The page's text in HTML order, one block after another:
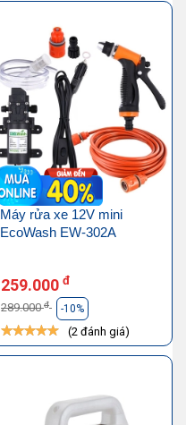
Máy rửa xe 12V mini
EcoWash EW-302A
259.000 đ
289.000đ -10%
(2 đánh giá)